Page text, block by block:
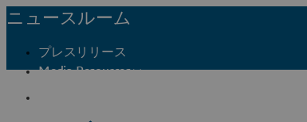
ニュースルーム
プレスリリース
Media Resources